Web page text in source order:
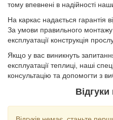
тому впевнені в надійності
На каркас надається гарантія
За умови правильного
експлуатації конструкція
Якщо у вас виникнуть
експлуатації теплиці, наші
консультацію та допомогти з
Відгуки